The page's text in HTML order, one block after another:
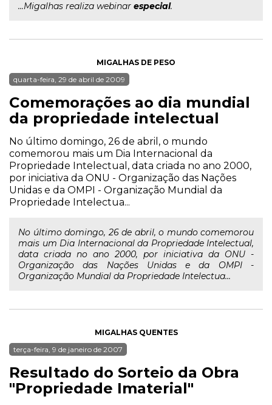
...Migalhas realiza webinar especial.
MIGALHAS DE PESO
quarta-feira, 29 de abril de 2009
Comemorações ao dia mundial
da propriedade intelectual
No último domingo, 26 de abril, o mundo
comemorou mais um Dia Internacional da
Propriedade Intelectual, data criada no ano 2000,
por iniciativa da ONU - Organização das Nações
Unidas e da OMPI - Organização Mundial da
Propriedade Intelectua...
No último domingo, 26 de abril, o mundo comemorou
mais um Dia Internacional da Propriedade Intelectual,
data criada no ano 2000, por iniciativa da ONU -
Organização das Nações Unidas e da OMPI -
Organização Mundial da Propriedade Intelectua...
MIGALHAS QUENTES
terça-feira, 9 de janeiro de 2007
Resultado do Sorteio da Obra
"Propriedade Imaterial"